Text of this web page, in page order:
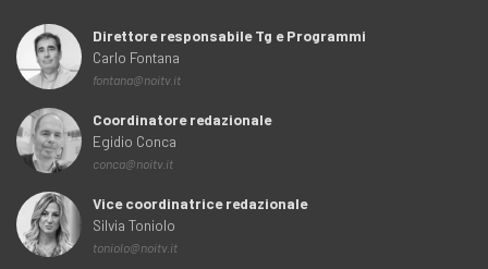
Direttore responsabile Tg e Programmi
Carlo Fontana
fontana@noitv.it
Coordinatore redazionale
Egidio Conca
conca@noitv.it
Vice coordinatrice redazionale
Silvia Toniolo
toniolo@noitv.it